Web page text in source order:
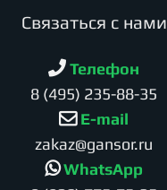
Cвязаться с нами
Телефон
8 (495) 235-88-35
E-mail
zakaz@gansor.ru
WhatsApp